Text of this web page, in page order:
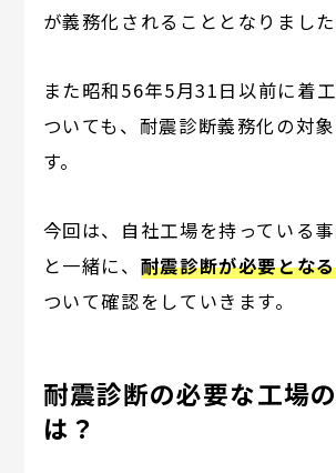
が義務化されることとなりました
また昭和56年5月31日以前に着
ついても、耐震診断義務化の対
す。
今回は、自社工場を持っている
と一緒に、 耐震診断が必要とな
ついて確認をしていきます。
耐震診断の必要な工場
は？